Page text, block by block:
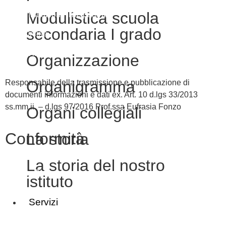
Modulistica scuola
secondaria I grado
Organizzazione
Organigramma
Organi collegiali
La storia
La storia del nostro
istituto
Servizi
Amministrazione Trasparente
Albo Online
Scuola in Chiaro
Responsabile della trasmissione e pubblicazione di
documenti informazioni e dati ex. Art. 10 d.lgs 33/2013
ss.mm.ii. – d.lgs 97/2016 Prof.ssa Eufrasia Fonzo
Conformità
Privacy Policy